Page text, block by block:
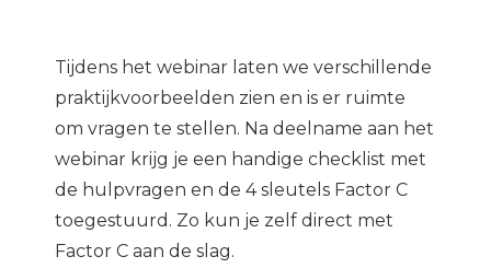
Tijdens het webinar laten we verschillende
praktijkvoorbeelden zien en is er ruimte
om vragen te stellen. Na deelname aan het
webinar krijg je een handige checklist met
de hulpvragen en de 4 sleutels Factor C
toegestuurd. Zo kun je zelf direct met
Factor C aan de slag.